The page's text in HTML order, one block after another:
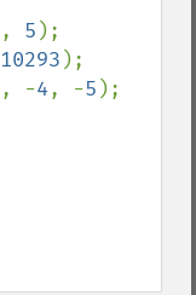
, 5 );
10293 );
, -4, -5 );